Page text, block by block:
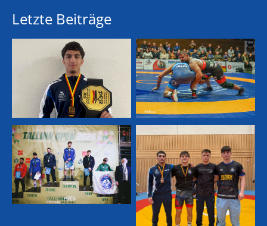
Letzte Beiträge